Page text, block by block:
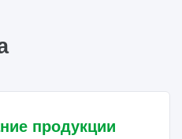
продукции